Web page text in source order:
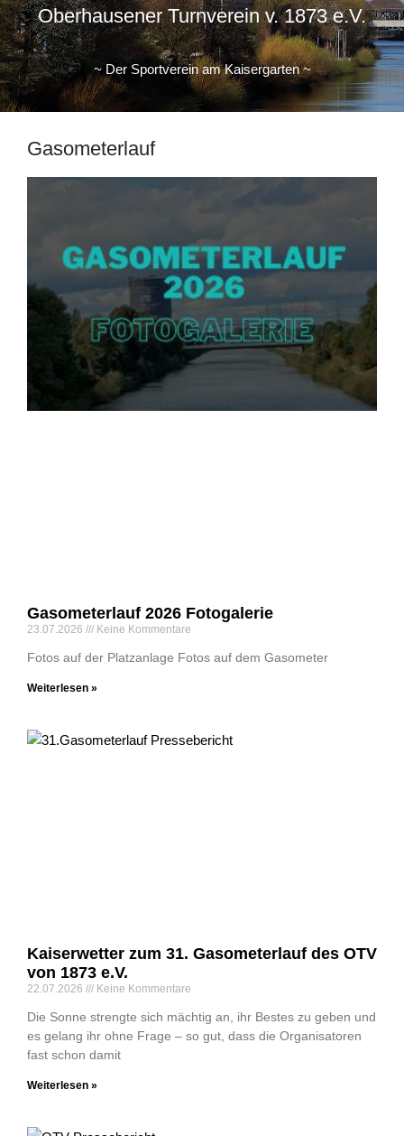
Oberhausener Turnverein v. 1873 e.V.
~ Der Sportverein am Kaisergarten ~
Gasometerlauf
Gasometerlauf 2026 Fotogalerie
23.07.2026 Keine Kommentare
Fotos auf der Platzanlage Fotos auf dem Gasometer
Weiterlesen »
Kaiserwetter zum 31. Gasometerlauf des OTV
von 1873 e.V.
22.07.2026 Keine Kommentare
Die Sonne strengte sich mächtig an, ihr Bestes zu geben und
es gelang ihr ohne Frage – so gut, dass die Organisatoren
fast schon damit
Weiterlesen »